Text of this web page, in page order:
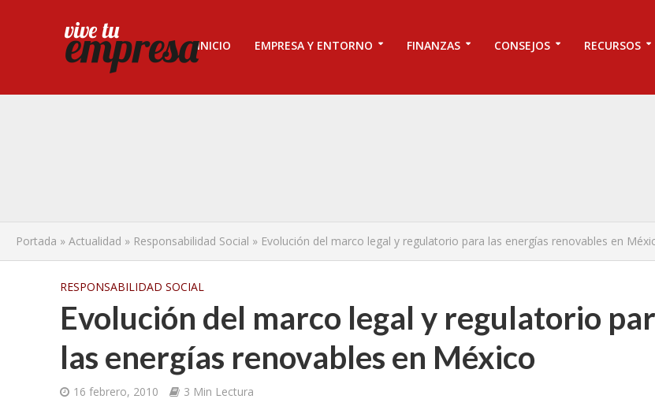
INICIO EMPRESA Y ENTORNO FINANZAS CONSEJOS RECURSOS
Portada » Actualidad » Responsabilidad Social » Evolución del marco legal y regulatorio para las energías renovables en
RESPONSABILIDAD SOCIAL
Evolución del marco legal y regulatorio
las energías renovables en México
16 febrero, 2010 3 Min Lectura